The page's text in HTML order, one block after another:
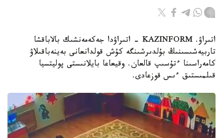
اتىراۋ. KAZINFORM - اتىراۋدا جەكەمەنشىك بالاباقشا
تاربيەشىسىنىڭ بۇلدىرشىنگە كۇش قولدانعانى بەينەباقىلاۋ
كامەراسىنا ءتۇسىپ قالعان. وقيعاعا بايلانىستى پوليتسيا
قىلمىستىق ءىس قوزعادى.